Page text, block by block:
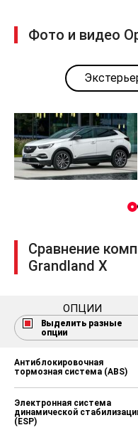
Фото и видео
Сравнение
Grandland X
ОПЦИИ
Выделить разные
опции
Антиблокировочная
тормозная система (ABS)
Электронная система
динамической
(ESP)